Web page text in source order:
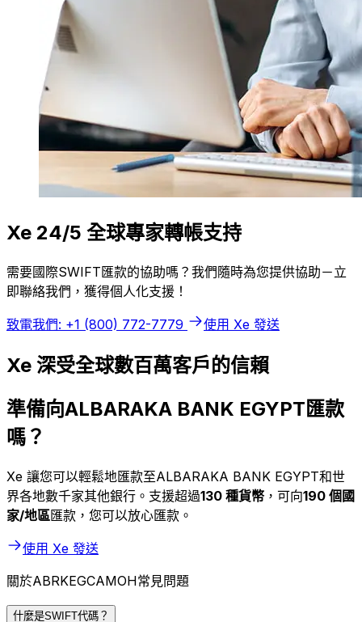
Xe 24/5 全球專家轉帳支持
需要國際SWIFT匯款的協助嗎？我們隨時為您提供協助－立
即聯絡我們，獲得個人化支援！
致電我們: +1 (800) 772-7779 使用 Xe 發送
Xe 深受全球數百萬客戶的信賴
準備向ALBARAKA BANK EGYPT匯款
嗎？
Xe 讓您可以輕鬆地匯款至ALBARAKA BANK EGYPT和世
界各地數千家其他銀行。支援超過130 種貨幣 ，可向190 個國
家/地區匯款，您可以放心匯款。
使用 Xe 發送
關於ABRKEGCAMOH常見問題
什麼是SWIFT代碼？